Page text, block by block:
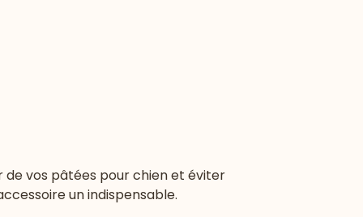
vos pâtées pour chien et éviter
un indispensable.